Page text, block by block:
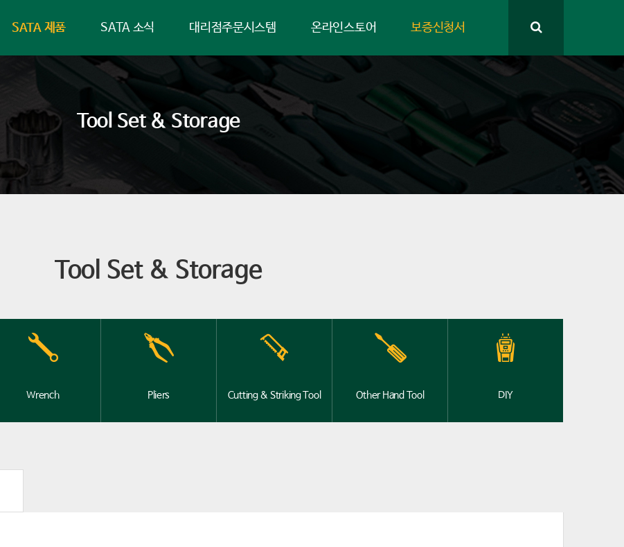
SATA 제품 SATA 소식 대리점주문시스템 온라인스토어 보증신청서
Tool Set & Storage
Tool Set & Storage
Wrench Pliers Cutting & Striking Tool Other Hand Tool DIY